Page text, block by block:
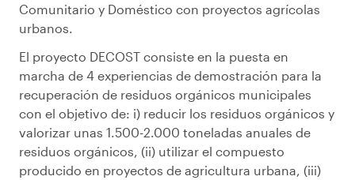
Comunitario y Doméstico con proyectos agrícolas
urbanos.
El proyecto DECOST consiste en la puesta en
marcha de 4 experiencias de demostración para la
recuperación de residuos orgánicos municipales
con el objetivo de: i) reducir los residuos orgánicos y
valorizar unas 1.500-2.000 toneladas anuales de
residuos orgánicos, (ii) utilizar el compuesto
producido en proyectos de agricultura urbana, (iii)